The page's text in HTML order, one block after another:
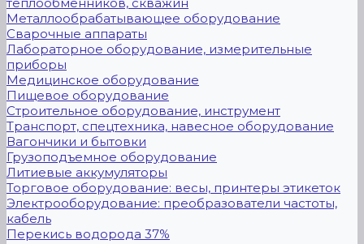
Металлообрабатывающее оборудование
Сварочные аппараты
Лабораторное оборудование, измерительные
приборы
Медицинское оборудование
Пищевое оборудование
Строительное оборудование, инструмент
Транспорт, спецтехника, навесное оборудование
Вагончики и бытовки
Грузоподъемное оборудование
Литиевые аккумуляторы
Торговое оборудование: весы, принтеры этикеток
Электрооборудование: преобразователи частоты,
кабель
Перекись водорода 37%